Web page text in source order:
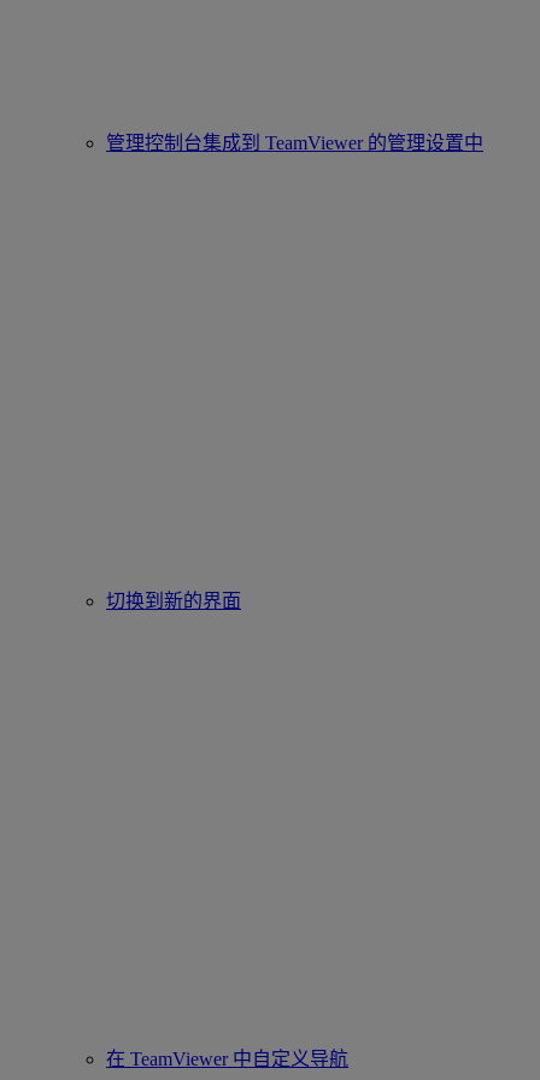
管理控制台集成到 TeamViewer 的管理设置中
切换到新的界面
在 TeamViewer 中自定义导航